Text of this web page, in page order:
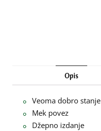
Opis
Veoma dobro stanje
Mek povez
Džepno izdanje